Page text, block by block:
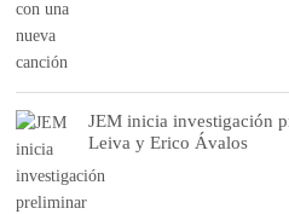
JEM inicia investigación
Leiva y Erico Ávalos